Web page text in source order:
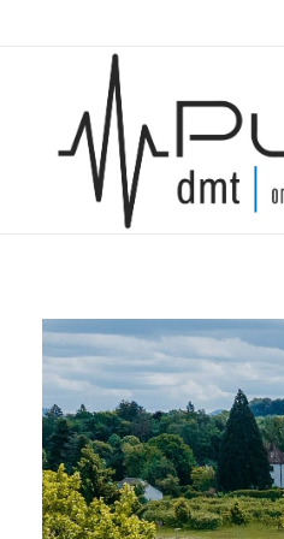
Puls Magazin
Zukunft der Mobilität